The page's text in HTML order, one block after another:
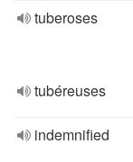
tuberoses
tubéreuses
indemnified